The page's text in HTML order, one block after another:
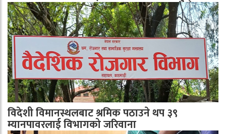
विदेशी विमानस्थलबाट श्रमिक पठाउने थप ३९
म्यानपावरलाई विभागको जरिवाना